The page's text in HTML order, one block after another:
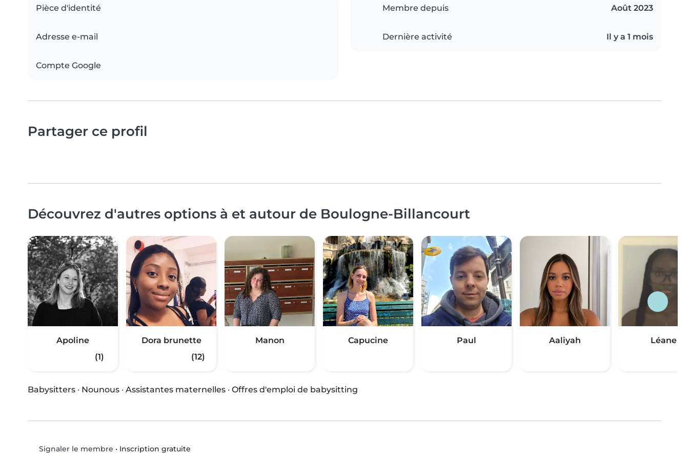
Pièce d'identité
Adresse e-mail
Compte Google
Membre depuis Août 2023
Dernière activité Il y a 1 mois
Partager ce profil
Découvrez d'autres options à et autour de Boulogne-Billancourt
Apoline
(1)
Dora brunette
(12)
Manon Capucine Paul Aaliyah
Léane
Babysitters · Nounous · Assistantes maternelles · Offres d'emploi de babysitting
Signaler le membre • Inscription gratuite